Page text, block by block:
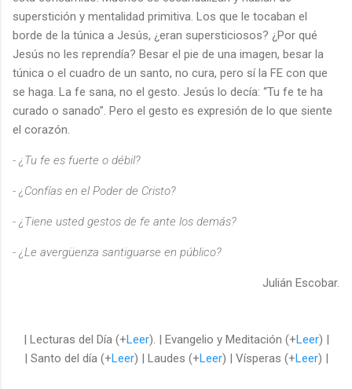
superstición y mentalidad primitiva. Los que le tocaban el
borde de la túnica a Jesús, ¿eran supersticiosos? ¿Por qué
Jesús no les reprendía? Besar el pie de una imagen, besar la
túnica o el cuadro de un santo, no cura, pero sí la FE con que
se haga. La fe sana, no el gesto. Jesús lo decía: “Tu fe te ha
curado o sanado”. Pero el gesto es expresión de lo que siente
el corazón.
- ¿Tu fe es fuerte o débil?
- ¿Confías en el Poder de Cristo?
- ¿Tiene usted gestos de fe ante los demás?
- ¿Le avergüenza santiguarse en público?
Julián Escobar.
| Lecturas del Día (+Leer). | Evangelio y Meditación (+Leer) |
| Santo del día (+Leer) | Laudes (+Leer) | Vísperas (+Leer) |